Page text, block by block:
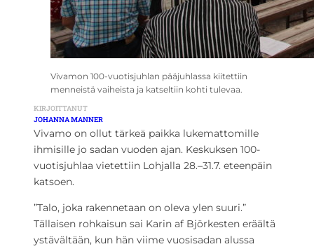
Vivamon 100-vuotisjuhlan pääjuhlassa kiitettiin
menneistä vaiheista ja katseltiin kohti tulevaa.
KIRJOITTANUT
JOHANNA MANNER
Vivamo on ollut tärkeä paikka lukemattomille
ihmisille jo sadan vuoden ajan. Keskuksen 100-
vuotisjuhlaa vietettiin Lohjalla 28.–31.7. eteenpäin
katsoen.
”Talo, joka rakennetaan on oleva ylen suuri.”
Tällaisen rohkaisun sai Karin af Björkesten eräältä
ystävältään, kun hän viime vuosisadan alussa